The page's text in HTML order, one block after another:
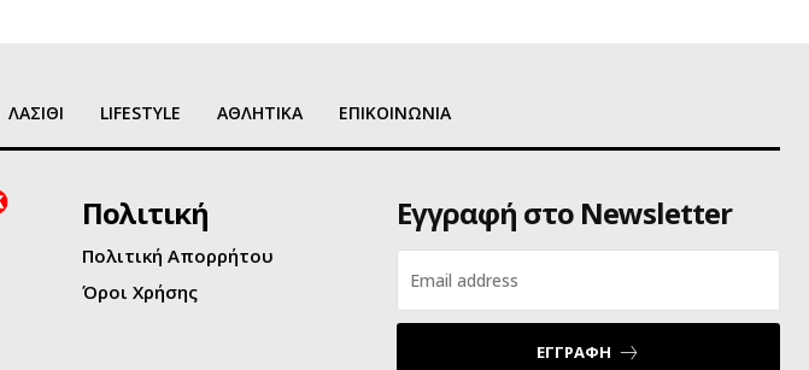
ΛΑΣΙΘΙ LIFESTYLE ΑΘΛΗΤΙΚΑ ΕΠΙΚΟΙΝΩΝΙΑ
Πολιτική
Πολιτική Απορρήτου
Όροι Χρήσης
Εγγραφή στο Newsletter
ΕΓΓΡΑΦΗ